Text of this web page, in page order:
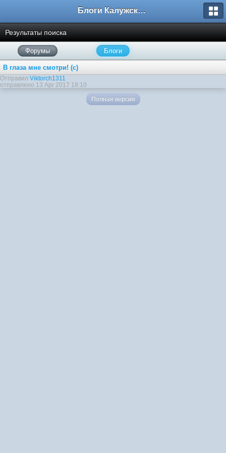
Блоги Калужского перекрестка
Результаты поиска
Форумы Блоги
В глаза мне смотри! (с)
Отправил Viktorch1311
отправлено 13 Apr 2017 18:10
Полная версия